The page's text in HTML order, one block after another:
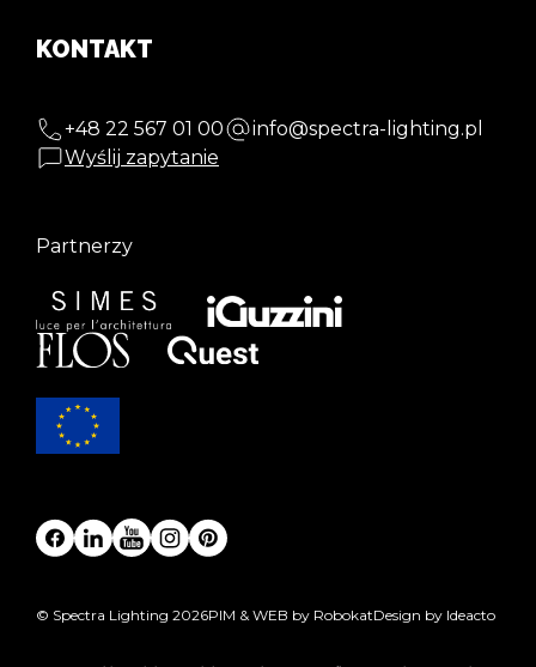
KONTAKT
+48 22 567 01 00
info@spectra-lighting.pl
Wyślij zapytanie
Partnerzy
© Spectra Lighting 2026PIM & WEB by RobokatDesign by Ideacto